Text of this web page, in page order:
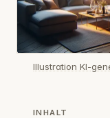
Illustration KI-
INHALT